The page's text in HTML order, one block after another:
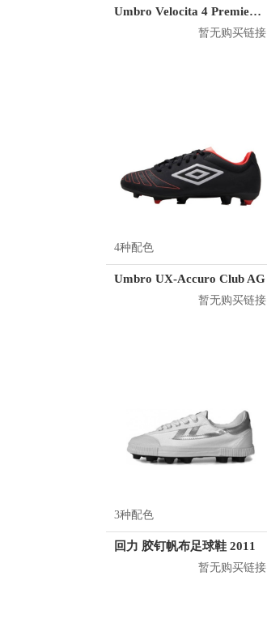
Umbro Velocita 4 Premier FG
暂无购买链接
4种配色
Umbro UX-Accuro Club AG
暂无购买链接
3种配色
回力 胶钉帆布足球鞋 2011
暂无购买链接